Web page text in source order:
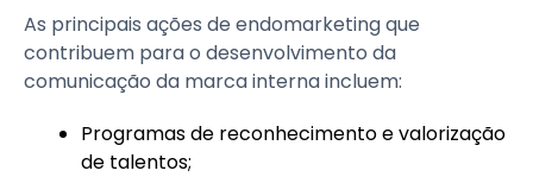
As principais ações de endomarketing que
contribuem para o desenvolvimento da
comunicação da marca interna incluem:
Programas de reconhecimento e valorização
de talentos;